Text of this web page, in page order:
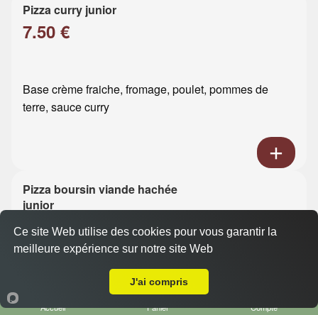
Pizza curry junior
7.50 €
Base crème fraiche, fromage, poulet, pommes de
terre, sauce curry
Pizza boursin viande hachée
junior
7.50 €
Base crème fraiche, fromage, viande hachée, boursin
Accueil Panier Compte
Ce site Web utilise des cookies pour vous garantir la
meilleure expérience sur notre site Web
J'ai compris